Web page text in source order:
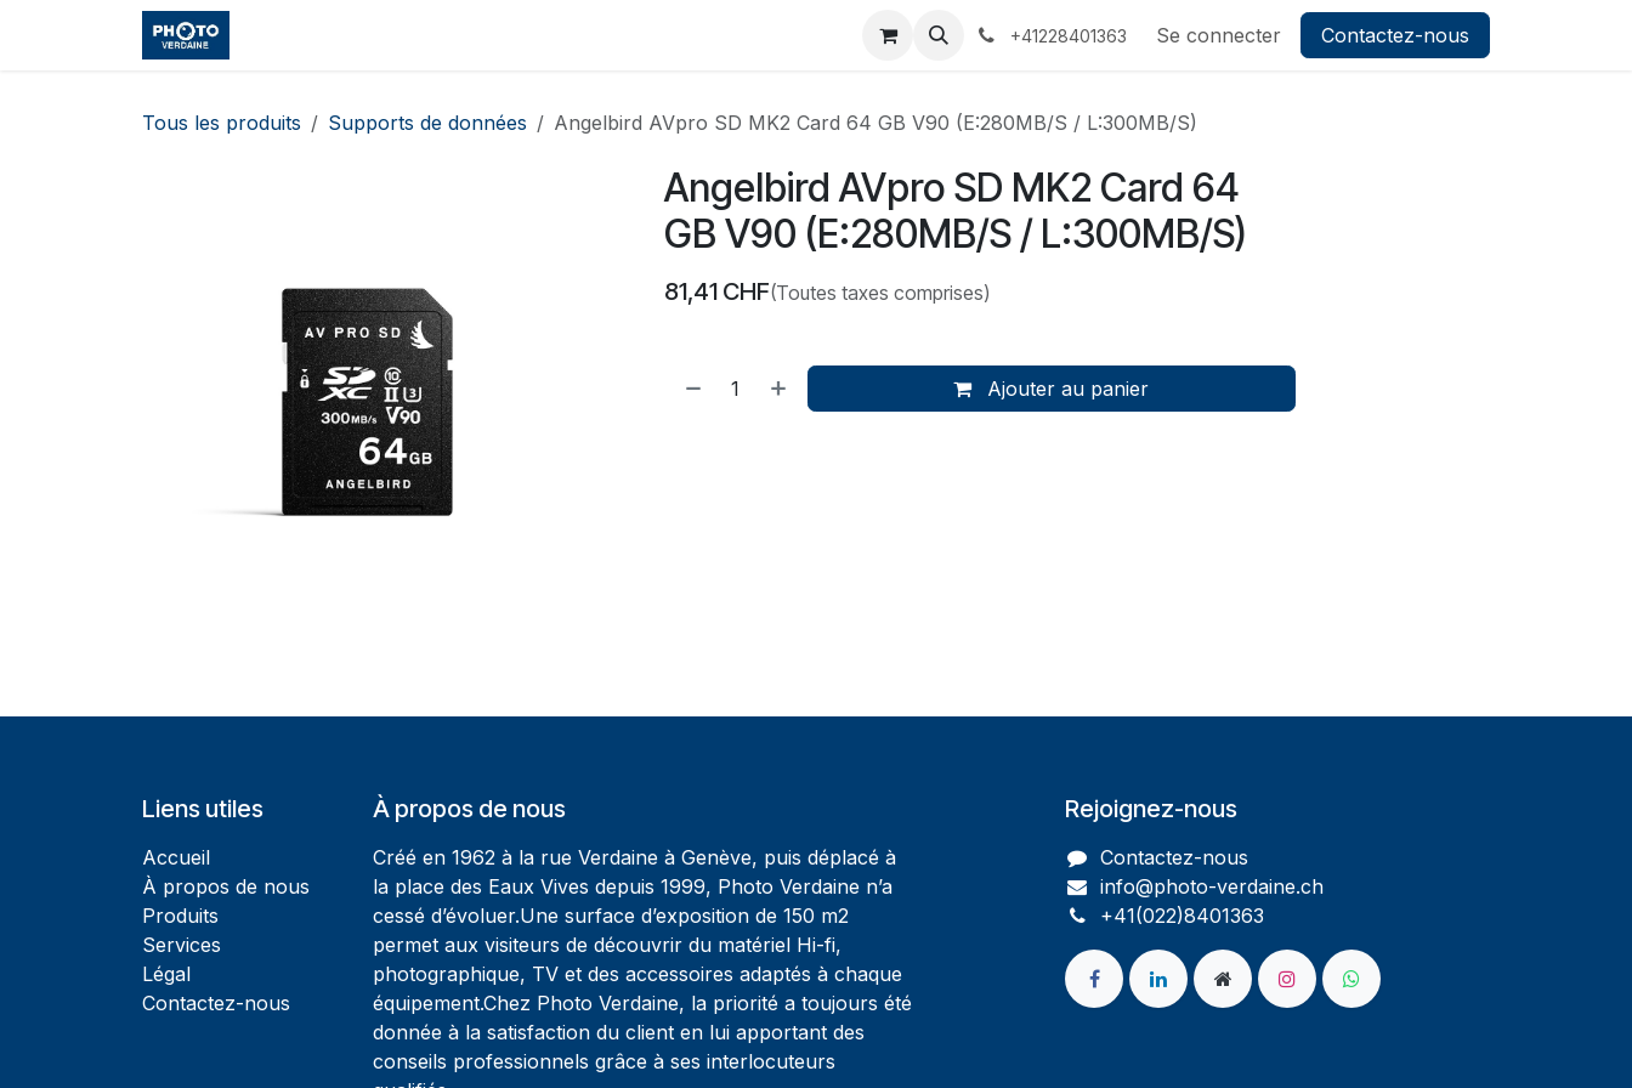
Se rendre au contenu
Événements Services Contactez-nous
+41228401363 Se connecter Contactez-nous
Tous les produits Supports de données Angelbird AVpro SD MK2 Card 64 GB V90 (E:280MB/S / L:300MB/S)
Angelbird AVpro SD MK2 Card 64
GB V90 (E:280MB/S / L:300MB/S)
81,41CHF(Toutes taxes comprises)
Ajouter au panier
Liens utiles
Accueil
À propos de nous
Produits
Services
Légal
Contactez-nous
À propos de nous
Créé en 1962 à la rue Verdaine à Genève, puis déplacé à
la place des Eaux Vives depuis 1999, Photo Verdaine n’a
cessé d’évoluer.Une surface d’exposition de 150 m2
permet aux visiteurs de découvrir du matériel Hi-fi,
photographique, TV et des accessoires adaptés à chaque
équipement.Chez Photo Verdaine, la priorité a toujours été
donnée à la satisfaction du client en lui apportant des
conseils professionnels grâce à ses interlocuteurs
Rejoignez-nous
Contactez-nous
info@photo-verdaine.ch​
​​+41(022)8401363